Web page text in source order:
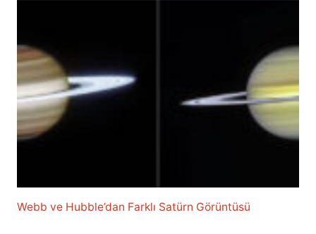
Webb ve Hubble’dan Farklı Satürn Görüntüsü